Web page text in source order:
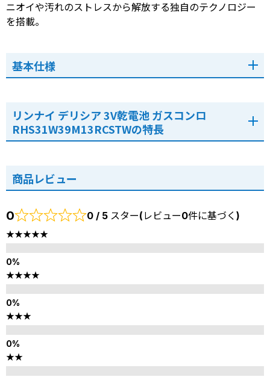
ニオイや汚れのストレスから解放する独自のテクノロジー
を搭載。
基本仕様
リンナイ デリシア 3V乾電池 ガスコンロ
RHS31W39M13RCSTWの特長
商品レビュー
0 0 / 5 スター(レビュー0件に基づく)
★★★★★
★★★★
★★★
★★